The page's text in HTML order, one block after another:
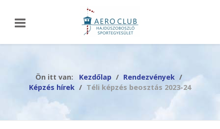
Ön itt van: Kezdőlap
Rendezvények
Képzés hírek
Téli képzés beosztás 2023-24